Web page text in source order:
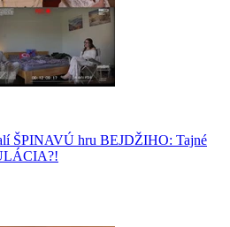
ŠPINAVÚ hru BEJDŽIHO: Tajné